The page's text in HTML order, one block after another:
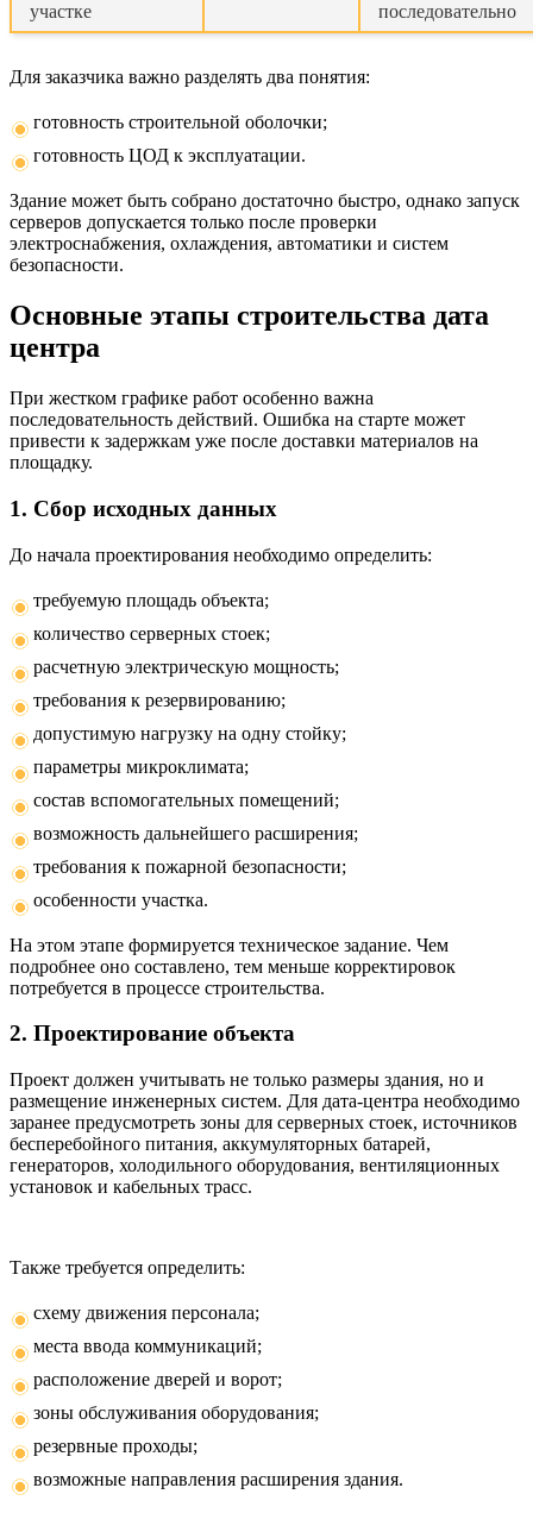
участке
последовательно
Для заказчика важно разделять два понятия:
готовность строительной оболочки;
готовность ЦОД к эксплуатации.
Здание может быть собрано достаточно быстро, однако запуск
серверов допускается только после проверки
электроснабжения, охлаждения, автоматики и систем
безопасности.
Основные этапы строительства дата
центра
При жестком графике работ особенно важна
последовательность действий. Ошибка на старте может
привести к задержкам уже после доставки материалов на
площадку.
1. Сбор исходных данных
До начала проектирования необходимо определить:
требуемую площадь объекта;
количество серверных стоек;
расчетную электрическую мощность;
требования к резервированию;
допустимую нагрузку на одну стойку;
параметры микроклимата;
состав вспомогательных помещений;
возможность дальнейшего расширения;
требования к пожарной безопасности;
особенности участка.
На этом этапе формируется техническое задание. Чем
подробнее оно составлено, тем меньше корректировок
потребуется в процессе строительства.
2. Проектирование объекта
Проект должен учитывать не только размеры здания, но и
размещение инженерных систем. Для дата-центра необходимо
заранее предусмотреть зоны для серверных стоек, источников
бесперебойного питания, аккумуляторных батарей,
генераторов, холодильного оборудования, вентиляционных
установок и кабельных трасс.
Также требуется определить:
схему движения персонала;
места ввода коммуникаций;
расположение дверей и ворот;
зоны обслуживания оборудования;
резервные проходы;
возможные направления расширения здания.